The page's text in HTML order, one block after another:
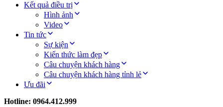
Kết quả điều trị
Hình ảnh
Video
Tin tức
Sự kiện
Kiến thức làm đẹp
Câu chuyện khách hàng
Câu chuyện khách hàng tỉnh lẻ
Ưu đãi
Hotline: 0964.412.999